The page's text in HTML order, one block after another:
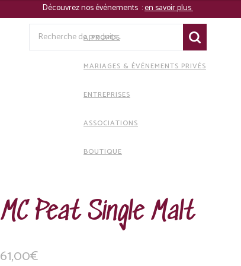
Découvrez nos événements :en savoir plus
la
navigation
contenu
pour :
A PROPOS
MARIAGES & ÉVÉNEMENTS PRIVÉS
ENTREPRISES
ASSOCIATIONS
BOUTIQUE
MC Peat Single Malt
61,00€